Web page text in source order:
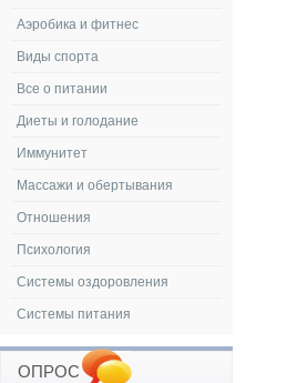
Аэробика и фитнес
Виды спорта
Все о питании
Диеты и голодание
Иммунитет
Массажи и обертывания
Отношения
Психология
Системы оздоровления
Системы питания
ОПРОС